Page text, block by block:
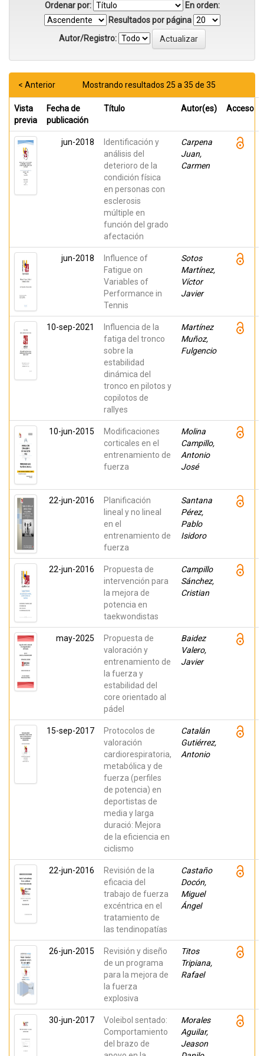
Ordenar por:
En orden:
Resultados por página
Autor/Registro:
Mostrando resultados 25 a 35 de 35
< Anterior
Vista
previa
Fecha de
publicación
Título Autor(es) Acceso
jun-2018
Identificación y
análisis del
deterioro de la
condición física
en personas con
esclerosis
múltiple en
función del grado
afectación
Carpena
Juan,
Carmen
jun-2018
Influence of
Fatigue on
Variables of
Performance in
Tennis
Sotos
Martínez,
Víctor
Javier
10-sep-2021
Influencia de la
fatiga del tronco
sobre la
estabilidad
dinámica del
tronco en pilotos y
copilotos de
rallyes
Martínez
Muñoz,
Fulgencio
10-jun-2015
Modificaciones
corticales en el
entrenamiento de
fuerza
Molina
Campillo,
Antonio
José
22-jun-2016
Planificación
lineal y no lineal
en el
entrenamiento de
fuerza
Santana
Pérez,
Pablo
Isidoro
22-jun-2016
Propuesta de
intervención para
la mejora de
potencia en
taekwondistas
Campillo
Sánchez,
Cristian
may-2025
Propuesta de
valoración y
entrenamiento de
la fuerza y
estabilidad del
core orientado al
pádel
Baidez
Valero,
Javier
15-sep-2017
Protocolos de
valoración
cardiorespiratoria,
metabólica y de
fuerza (perfiles
de potencia) en
deportistas de
media y larga
duració: Mejora
de la eficiencia en
ciclismo
Catalán
Gutiérrez,
Antonio
22-jun-2016
Revisión de la
eficacia del
trabajo de fuerza
excéntrica en el
tratamiento de
las tendinopatías
Castaño
Docón,
Miguel
Ángel
26-jun-2015
Revisión y diseño
de un programa
para la mejora de
la fuerza
explosiva
Titos
Tripiana,
Rafael
30-jun-2017
Voleibol sentado:
Comportamiento
del brazo de
Morales
Aguilar,
Jeason